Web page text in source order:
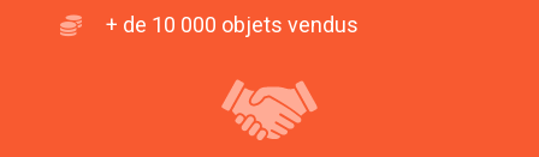
+ de 10 000 objets vendus